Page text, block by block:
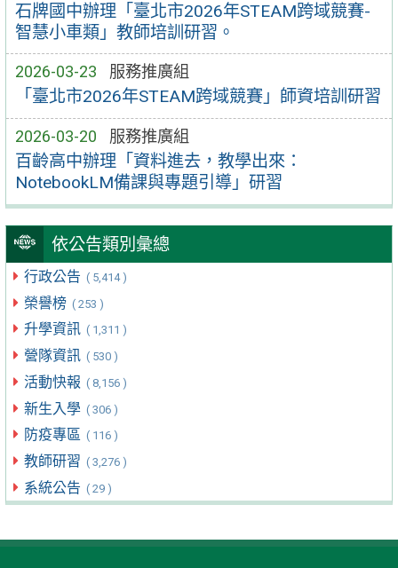
石牌國中辦理「臺北市2026年STEAM跨域競賽-
智慧小車類」教師培訓研習。
2026-03-23 服務推廣組
「臺北市2026年STEAM跨域競賽」師資培訓研習
2026-03-20 服務推廣組
百齡高中辦理「資料進去，教學出來：
NotebookLM備課與專題引導」研習
依公告類別彙總
行政公告 ( 5,414 )
榮譽榜 ( 253 )
升學資訊 ( 1,311 )
營隊資訊 ( 530 )
活動快報 ( 8,156 )
新生入學 ( 306 )
防疫專區 ( 116 )
教師研習 ( 3,276 )
系統公告 ( 29 )